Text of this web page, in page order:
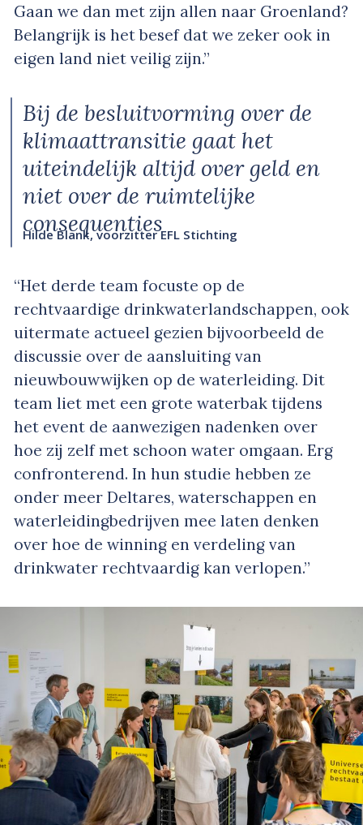
Gaan we dan met zijn allen naar Groenland?
Belangrijk is het besef dat we zeker ook in
eigen land niet veilig zijn.”
Bij de besluitvorming over de
klimaattransitie gaat het
uiteindelijk altijd over geld en
niet over de ruimtelijke
consequenties
Hilde Blank, voorzitter EFL Stichting
“Het derde team focuste op de
rechtvaardige drinkwaterlandschappen, ook
uitermate actueel gezien bijvoorbeeld de
discussie over de aansluiting van
nieuwbouwwijken op de waterleiding. Dit
team liet met een grote waterbak tijdens
het event de aanwezigen nadenken over
hoe zij zelf met schoon water omgaan. Erg
confronterend. In hun studie hebben ze
onder meer Deltares, waterschappen en
waterleidingbedrijven mee laten denken
over hoe de winning en verdeling van
drinkwater rechtvaardig kan verlopen.”